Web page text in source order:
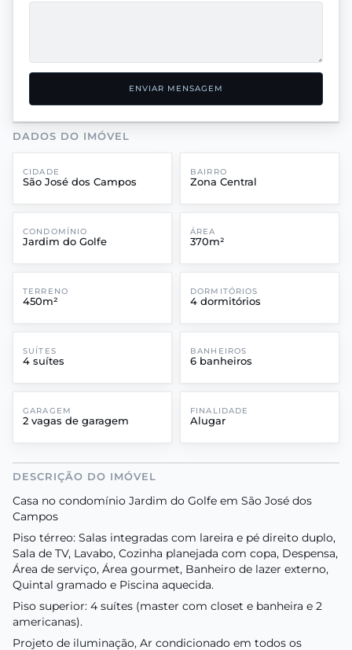
ENVIAR MENSAGEM
DADOS DO IMÓVEL
CIDADE
São José dos Campos
BAIRRO
Zona Central
CONDOMÍNIO
Jardim do Golfe
ÁREA
370m²
TERRENO
450m²
DORMITÓRIOS
4 dormitórios
SUÍTES
4 suítes
BANHEIROS
6 banheiros
GARAGEM
2 vagas de garagem
FINALIDADE
Alugar
DESCRIÇÃO DO IMÓVEL
Casa no condomínio Jardim do Golfe em São José dos
Campos
Piso térreo: Salas integradas com lareira e pé direito duplo,
Sala de TV, Lavabo, Cozinha planejada com copa, Despensa,
Área de serviço, Área gourmet, Banheiro de lazer externo,
Quintal gramado e Piscina aquecida.
Piso superior: 4 suítes (master com closet e banheira e 2
americanas).
Projeto de iluminação, Ar condicionado em todos os